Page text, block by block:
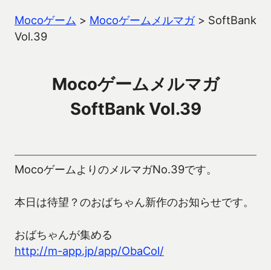
Mocoゲーム > Mocoゲームメルマガ> SoftBank
Vol.39
Mocoゲームメルマガ
SoftBank Vol.39
MocoゲームよりのメルマガNo.39です。
本日は待望？のおばちゃん新作のお知らせです。
おばちゃんが集める
http://m-app.jp/app/ObaCol/